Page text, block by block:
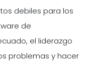
debiles para los
de
el liderazgo
problemas y hacer